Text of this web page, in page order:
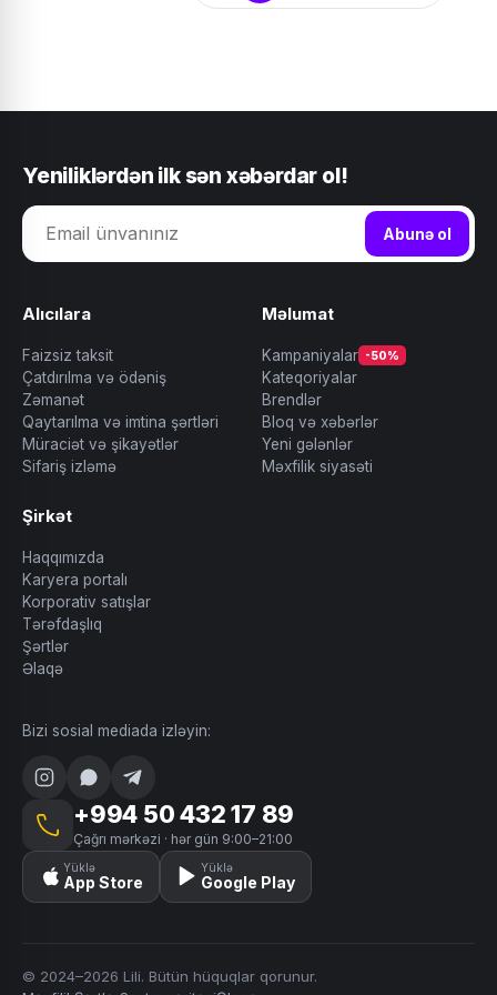
Yeniliklərdən ilk sən xəbərdar ol!
Abunə ol
Alıcılara
Faizsiz taksit
Çatdırılma və ödəniş
Zəmanət
Qaytarılma və imtina şərtləri
Müraciət və şikayətlər
Sifariş izləmə
Məlumat
Kampaniyalar -50%
Kateqoriyalar
Brendlər
Bloq və xəbərlər
Yeni gələnlər
Məxfilik siyasəti
Şirkət
Haqqımızda
Karyera portalı
Korporativ satışlar
Tərəfdaşlıq
Şərtlər
Əlaqə
Bizi sosial mediada izləyin:
+994 50 432 17 89
Çağrı mərkəzi · hər gün 9:00–21:00
Yüklə
App Store
Yüklə
Google Play
© 2024–2026 Lili. Bütün hüquqlar qorunur.